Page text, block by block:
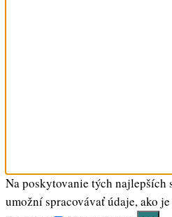
Na poskytovanie tých najlepších
umožní spracovávať údaje, ako